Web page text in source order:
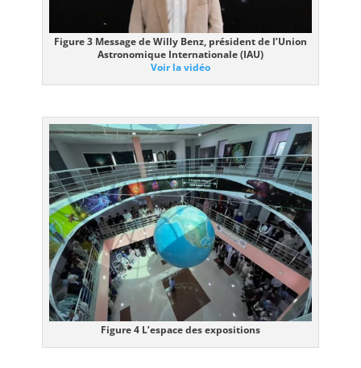
Figure 3 Message de Willy Benz, président de l’Union
Astronomique Internationale (IAU)
Voir la vidéo
Figure 4 L’espace des expositions